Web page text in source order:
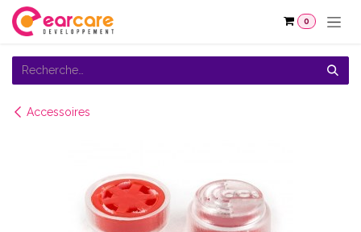
Se rendre au contenu
0
Accessoires